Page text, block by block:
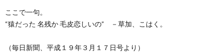
ここで一句。
“猿だった 名残か 毛皮恋しいの” －草加、こはく。
（毎日新聞、平成１９年３月１７日号より）